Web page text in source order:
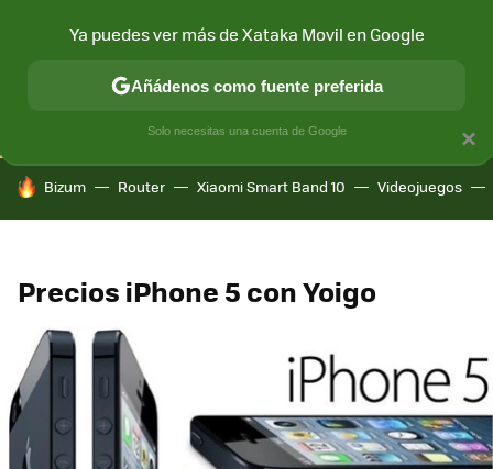
CONECTIVIDAD MÓVIL Y SOCIEDAD APLICACIONES
HOY SE HABLA DE
Bizum Router Xiaomi Smart Band 10 Videojuegos
Precios iPhone 5 con Yoigo
×
Ya puedes ver más de Xataka Movil en Google
Añádenos como fuente preferida
Solo necesitas una cuenta de Google